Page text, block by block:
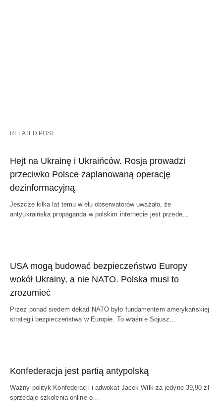
RELATED POST
Hejt na Ukrainę i Ukraińców. Rosja prowadzi
przeciwko Polsce zaplanowaną operację
dezinformacyjną
Jeszcze kilka lat temu wielu obserwatorów uważało, że
antyukraińska propaganda w polskim internecie jest przede…
USA mogą budować bezpieczeństwo Europy
wokół Ukrainy, a nie NATO. Polska musi to
zrozumieć
Przez ponad siedem dekad NATO było fundamentem amerykańskiej
strategii bezpieczeństwa w Europie. To właśnie Sojusz…
Konfederacja jest partią antypolską
Ważny polityk Konfederacji i adwokat Jacek Wilk za jedyne 39,90 zł
sprzedaje szkolenia online o…